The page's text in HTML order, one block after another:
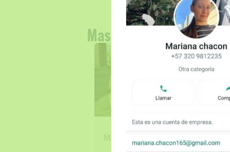
Mascotas similares
JAMES
Macho - 3 años y 6 meses